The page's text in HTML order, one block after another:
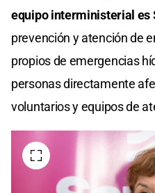
equipo interministerial es
prevención y atención de
propios de emergencias
personas directamente
voluntarios y equipos de